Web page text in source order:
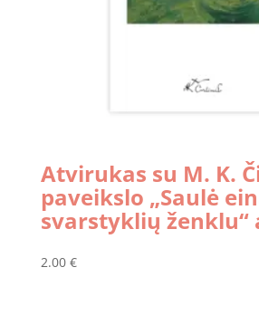
Atvirukas su M. K.
paveikslo „Saulė
svarstyklių ženklu“
2.00 €